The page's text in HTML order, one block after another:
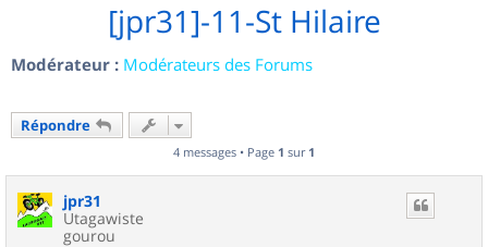
[jpr31]-11-St Hilaire
Modérateur : Modérateurs des Forums
Répondre
4 messages • Page 1 sur 1
jpr31
Utagawiste
gourou